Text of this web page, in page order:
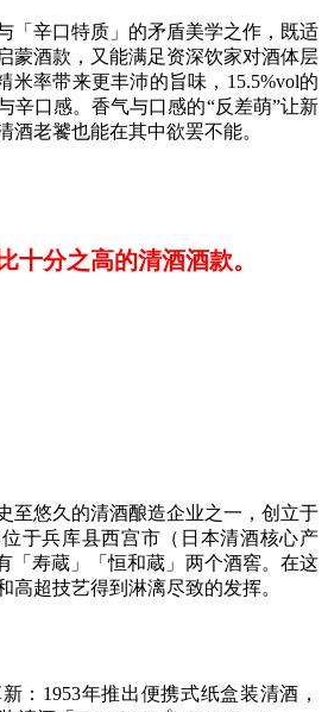
「辛口特质」的矛盾美学之作，既适
蒙酒款，又能满足资深饮家对酒体层
米率带来更丰沛的旨味，15.5%vol的
辛口感。香气与口感的“反差萌”让新
酒老饕也能在其中欲罢不能。
分之高的清酒酒款。
至悠久的清酒酿造企业之一，创立于
于兵库县西宫市（日本清酒核心产
「寿蔵」「恒和蔵」两个酒窖。在这
高超技艺得到淋漓尽致的发挥。
：1953年推出便携式纸盒装清酒，